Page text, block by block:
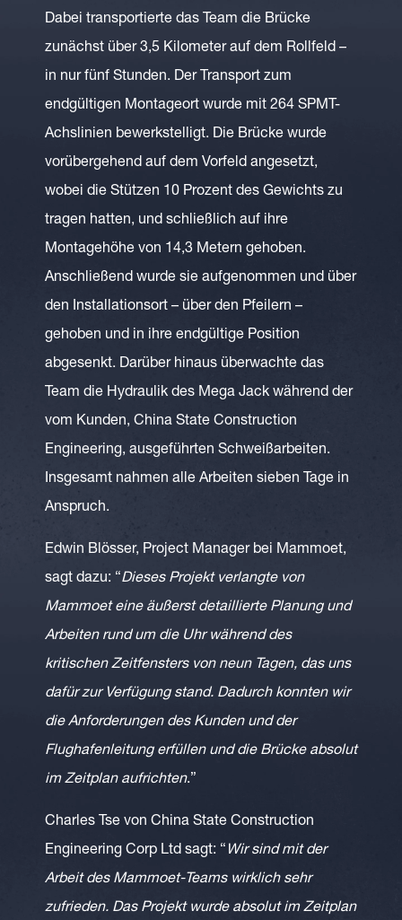
Dabei transportierte das Team die Brücke
zunächst über 3,5 Kilometer auf dem Rollfeld –
in nur fünf Stunden. Der Transport zum
endgültigen Montageort wurde mit 264 SPMT-
Achslinien bewerkstelligt. Die Brücke wurde
vorübergehend auf dem Vorfeld angesetzt,
wobei die Stützen 10 Prozent des Gewichts zu
tragen hatten, und schließlich auf ihre
Montagehöhe von 14,3 Metern gehoben.
Anschließend wurde sie aufgenommen und über
den Installationsort – über den Pfeilern –
gehoben und in ihre endgültige Position
abgesenkt. Darüber hinaus überwachte das
Team die Hydraulik des Mega Jack während der
vom Kunden, China State Construction
Engineering, ausgeführten Schweißarbeiten.
Insgesamt nahmen alle Arbeiten sieben Tage in
Anspruch.
Edwin Blösser, Project Manager bei Mammoet,
sagt dazu: “Dieses Projekt verlangte von
Mammoet eine äußerst detaillierte Planung und
Arbeiten rund um die Uhr während des
kritischen Zeitfensters von neun Tagen, das uns
dafür zur Verfügung stand. Dadurch konnten wir
die Anforderungen des Kunden und der
Flughafenleitung erfüllen und die Brücke absolut
im Zeitplan aufrichten.”
Charles Tse von China State Construction
Engineering Corp Ltd sagt: “ Wir sind mit der
Arbeit des Mammoet-Teams wirklich sehr
zufrieden. Das Projekt wurde absolut im Zeitplan